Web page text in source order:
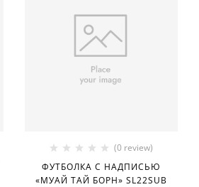
(0 review)
ФУТБОЛКА С НАДПИСЬЮ
«МУАЙ ТАЙ БОРН» SL22SUB